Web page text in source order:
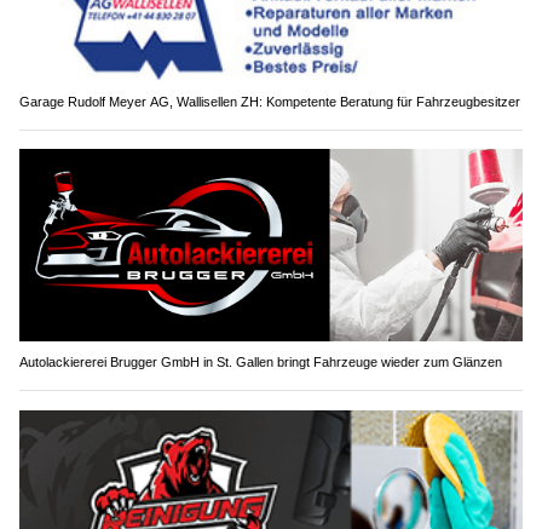
Garage Rudolf Meyer AG, Wallisellen ZH: Kompetente Beratung für Fahrzeugbesitzer
Autolackiererei Brugger GmbH in St. Gallen bringt Fahrzeuge wieder zum Glänzen